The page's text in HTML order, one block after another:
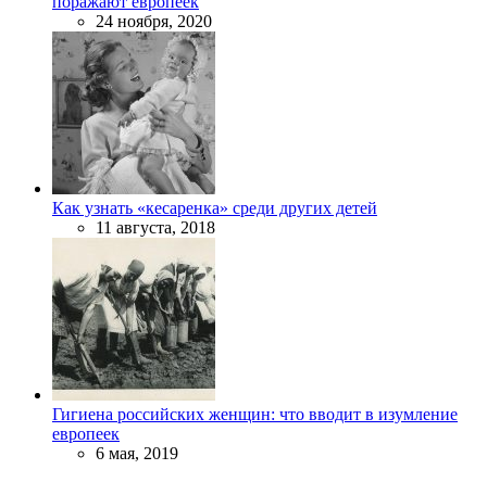
24 ноября, 2020
Как узнать «кесаренка» среди других детей
11 августа, 2018
Гигиена российских женщин: что вводит в изумление
европеек
6 мая, 2019